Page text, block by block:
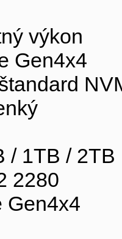
výkon
Gen4x4
/ 1TB / 2TB
2280
Gen4x4